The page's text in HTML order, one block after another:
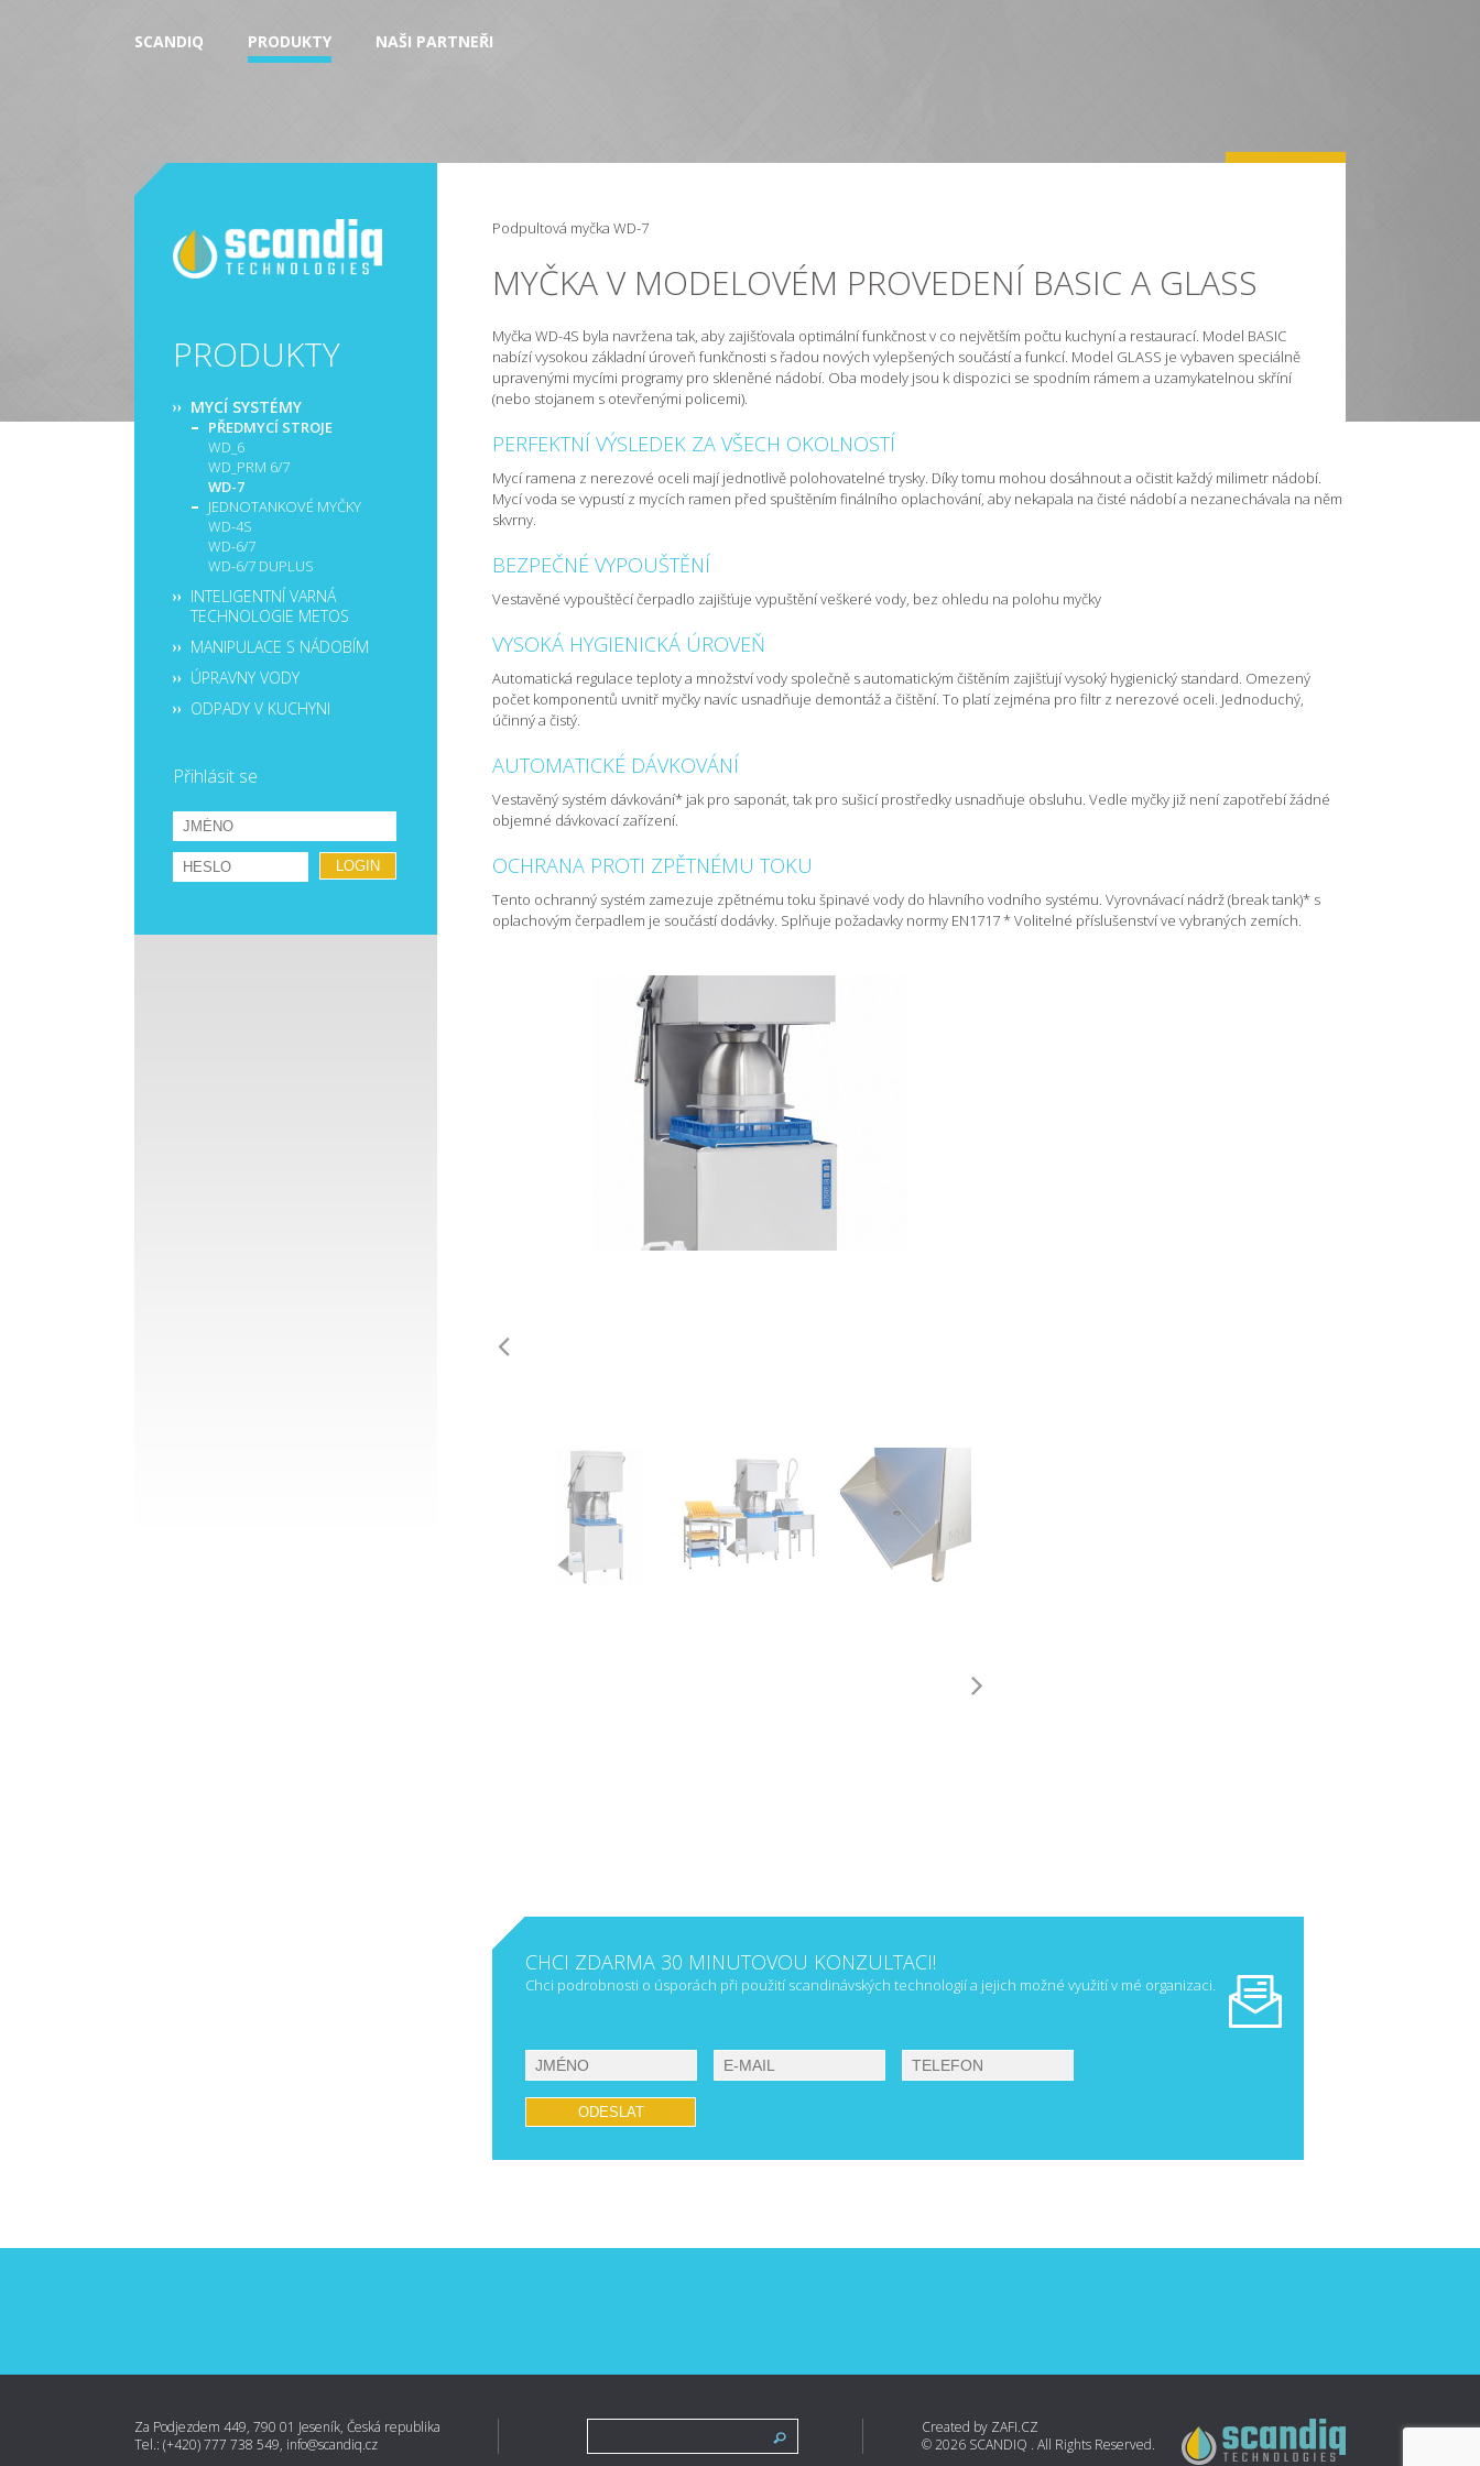
SCANDIQ PRODUKTY NAŠI PARTNEŘI
PRODUKTY
MYCÍ SYSTÉMY
PŘEDMYCÍ STROJE
WD_6
WD_PRM 6/7
WD-7
JEDNOTANKOVÉ MYČKY
WD-4S
WD-6/7
WD-6/7 DUPLUS
INTELIGENTNÍ VARNÁ
TECHNOLOGIE METOS
MANIPULACE S NÁDOBÍM
ÚPRAVNY VODY
ODPADY V KUCHYNI
Přihlásit se
Podpultová myčka WD-7
MYČKA V MODELOVÉM PROVEDENÍ BASIC A GLASS
Myčka WD-4S byla navržena tak, aby zajišťovala optimální funkčnost v co největším počtu kuchyní a restaurací. Model BASIC
nabízí vysokou základní úroveň funkčnosti s řadou nových vylepšených součástí a funkcí. Model GLASS je vybaven speciálně
upravenými mycími programy pro skleněné nádobí. Oba modely jsou k dispozici se spodním rámem a uzamykatelnou skříní
(nebo stojanem s otevřenými policemi).
PERFEKTNÍ VÝSLEDEK ZA VŠECH OKOLNOSTÍ
Mycí ramena z nerezové oceli mají jednotlivě polohovatelné trysky. Díky tomu mohou dosáhnout a očistit každý milimetr nádobí.
Mycí voda se vypustí z mycích ramen před spuštěním finálního oplachování, aby nekapala na čisté nádobí a nezanechávala na něm
skvrny.
BEZPEČNÉ VYPOUŠTĚNÍ
Vestavěné vypouštěcí čerpadlo zajišťuje vypuštění veškeré vody, bez ohledu na polohu myčky
VYSOKÁ HYGIENICKÁ ÚROVEŇ
Automatická regulace teploty a množství vody společně s automatickým čištěním zajišťují vysoký hygienický standard. Omezený
počet komponentů uvnitř myčky navíc usnadňuje demontáž a čištění. To platí zejména pro filtr z nerezové oceli. Jednoduchý,
účinný a čistý.
AUTOMATICKÉ DÁVKOVÁNÍ
Vestavěný systém dávkování* jak pro saponát, tak pro sušicí prostředky usnadňuje obsluhu. Vedle myčky již není zapotřebí žádné
objemné dávkovací zařízení.
OCHRANA PROTI ZPĚTNÉMU TOKU
Tento ochranný systém zamezuje zpětnému toku špinavé vody do hlavního vodního systému. Vyrovnávací nádrž (break tank)* s
oplachovým čerpadlem je součástí dodávky. Splňuje požadavky normy EN1717 * Volitelné příslušenství ve vybraných zemích.
CHCI ZDARMA 30 MINUTOVOU KONZULTACI!
Chci podrobnosti o úsporách při použití scandinávských technologií a jejich možné využití v mé organizaci.
Za Podjezdem 449, 790 01 Jeseník, Česká republika
Tel.: (+420) 777 738 549, info@scandiq.cz
Created by ZAFI.CZ
© 2026 SCANDIQ . All Rights Reserved.